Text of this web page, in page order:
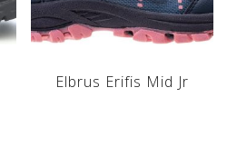
Elbrus Erifis Mid Jr